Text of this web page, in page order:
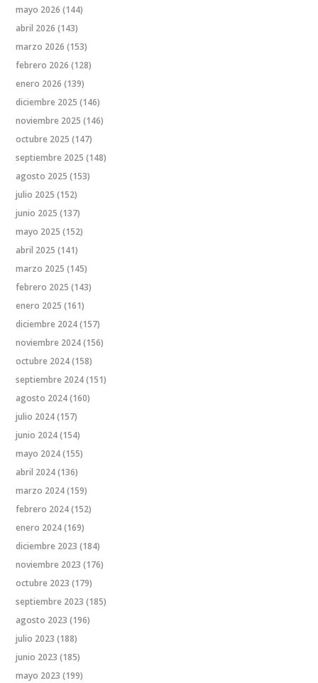
mayo 2026 (144)
abril 2026 (143)
marzo 2026 (153)
febrero 2026 (128)
enero 2026 (139)
diciembre 2025 (146)
noviembre 2025 (146)
octubre 2025 (147)
septiembre 2025 (148)
agosto 2025 (153)
julio 2025 (152)
junio 2025 (137)
mayo 2025 (152)
abril 2025 (141)
marzo 2025 (145)
febrero 2025 (143)
enero 2025 (161)
diciembre 2024(157)
noviembre 2024(156)
octubre 2024(158)
septiembre 2024(151)
agosto 2024(160)
julio 2024(157)
junio 2024(154)
mayo 2024(155)
abril 2024(136)
marzo 2024(159)
febrero 2024(152)
enero 2024(169)
diciembre 2023 (184)
noviembre 2023 (176)
octubre 2023 (179)
septiembre 2023 (185)
agosto 2023 (196)
julio 2023 (188)
junio 2023 (185)
mayo 2023 (199)